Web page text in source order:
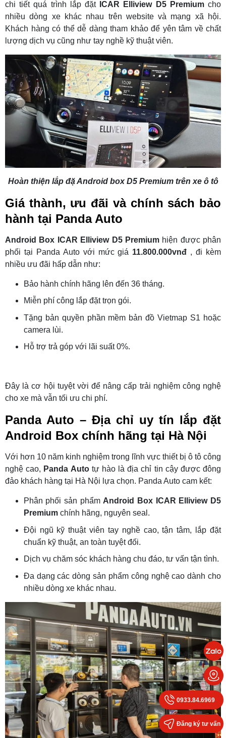
chi tiết quá trình lắp đặt ICAR Elliview D5 Premiumcho
nhiều dòng xe khác nhau trên website và mạng xã hội.
Khách hàng có thể dễ dàng tham khảo để yên tâm về chất
lượng dịch vụ cũng như tay nghề kỹ thuật viên.
Hoàn thiện lắp đặ Android box D5 Premium trên xe ô tô
Giá thành, ưu đãi và chính sách bảo
hành tại Panda Auto
Android Box ICAR Elliview D5 Premiumhiện được phân
phối tại Panda Auto với mức giá 11.800.000vnđ , đi kèm
nhiều ưu đãi hấp dẫn như:
Bảo hành chính hãng lên đến 36 tháng.
Miễn phí công lắp đặt trọn gói.
Tặng bản quyền phần mềm bản đồ Vietmap S1 hoặc
camera lùi.
Hỗ trợ trả góp với lãi suất 0%.
Đây là cơ hội tuyệt vời để nâng cấp trải nghiệm công nghệ
cho xe mà vẫn tối ưu chi phí.
Panda Auto – Địa chỉ uy tín lắp đặt
Android Box chính hãng tại Hà Nội
Với hơn 10 năm kinh nghiệm trong lĩnh vực thiết bị ô tô công
nghệ cao, Panda Autotự hào là địa chỉ tin cậy được đông
đảo khách hàng tại Hà Nội lựa chọn. Panda Auto cam kết:
Phân phối sản phẩm Android Box ICAR Elliview D5
Premiumchính hãng, nguyên seal.
Đội ngũ kỹ thuật viên tay nghề cao, tận tâm, lắp đặt
chuẩn kỹ thuật, an toàn tuyệt đối.
Dịch vụ chăm sóc khách hàng chu đáo, tư vấn tận tình.
Đa dạng các dòng sản phẩm công nghệ cao dành cho
nhiều dòng xe khác nhau.
0933.84.6969
Đăng ký tư vấn